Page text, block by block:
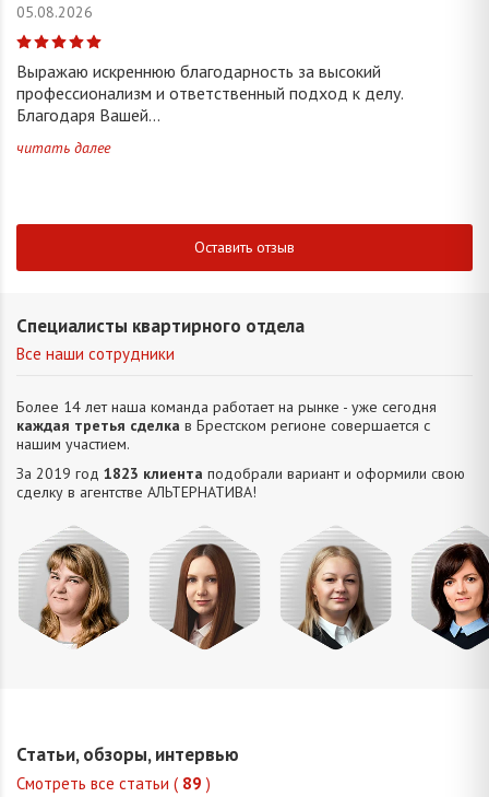
05.08.2026
Выражаю искреннюю благодарность за высокий
профессионализм и ответственный подход к делу.
Благодаря Вашей...
читать далее
Оставить отзыв
Специалисты квартирного отдела
Все наши сотрудники
Более 14 лет наша команда работает на рынке - уже сегодня
каждая третья сделка в Брестском регионе совершается с
нашим участием.
За 2019 год 1823 клиента подобрали вариант и оформили свою
сделку в агентстве АЛЬТЕРНАТИВA!
Статьи, обзоры, интервью
Смотреть все статьи ( 89 )